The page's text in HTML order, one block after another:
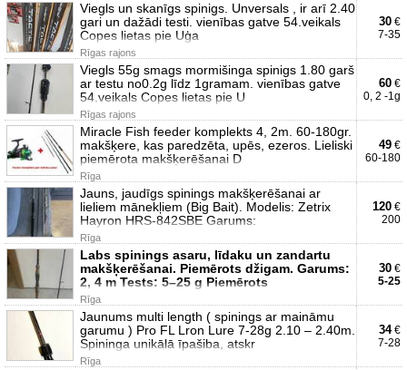
Viegls un skanīgs spinigs. Unversals , ir arī 2.40
gari un dažādi testi. vienības gatve 54.veikals
Copes lietas pie Uģa
Rīgas rajons
30 €
7-35
Viegls 55g smags mormišinga spinigs 1.80 garš
ar testu no0.2g līdz 1gramam. vienības gatve
54.veikals Copes lietas pie U
Rīgas rajons
60 €
0, 2 -1g
Miracle Fish feeder komplekts 4, 2m. 60-180gr.
makšķere, kas paredzēta, upēs, ezeros. Lieliski
piemērota makšķerēšanai D
Rīga
49 €
60-180
Jauns, jaudīgs spinings makšķerēšanai ar
lieliem mānekļiem (Big Bait). Modelis: Zetrix
Hayron HRS-842SBE Garums:
Rīga
120 €
200
Labs spinings asaru, līdaku un zandartu
makšķerēšanai. Piemērots džigam. Garums:
2, 4 m Tests: 5–25 g Piemērots
Rīga
30 €
5-25
Jaunums multi length ( spinings ar maināmu
garumu ) Pro FL Lron Lure 7-28g 2.10 – 2.40m.
Spininga unikālā īpašiba, atskr
Rīga
34€
7-28